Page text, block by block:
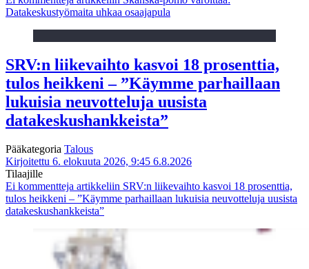
Datakeskustyömaita uhkaa osaajapula
SRV:n liikevaihto kasvoi 18 prosenttia,
tulos heikkeni – ”Käymme parhaillaan
lukuisia neuvotteluja uusista
datakeskushankkeista”
Pääkategoria Talous
Kirjoitettu 6. elokuuta 2026, 9:45 6.8.2026
Tilaajille
Ei kommentteja artikkeliin SRV:n liikevaihto kasvoi 18 prosenttia,
tulos heikkeni – ”Käymme parhaillaan lukuisia neuvotteluja uusista
datakeskushankkeista”